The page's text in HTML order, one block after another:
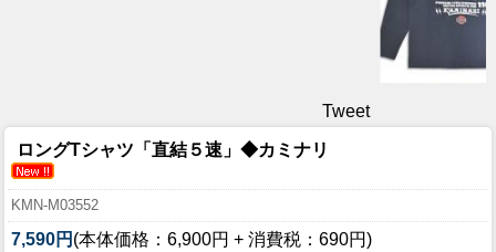
Tweet
ロングTシャツ「直結５速」◆カミナリ
KMN-M03552
7,590円 (本体価格：6,900円 + 消費税：690円)